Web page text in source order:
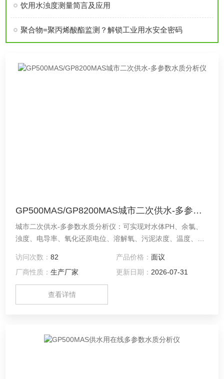
饮用水浊度测量简言及应用
聚合物=聚丙烯酸酯监测？解锁工业用水安全密码
GP500MAS/GP8200MAS城市二次供水-多参数水质分析仪
城市二次供水-多参数水质分析仪：可实现对水体PH、余氯、
浊度、电导率、氧化还原电位、溶解氧、污泥浓度、温度、流
联网平台实现大面积生态环境、城市二次供水、渔业养殖、智
慧城市、河道监测及重点排污口等的实时监测及控制。
访问次数：82 产品价格： 面议
厂商性质：生产厂家 更新日期： 2026-07-31
查看详情